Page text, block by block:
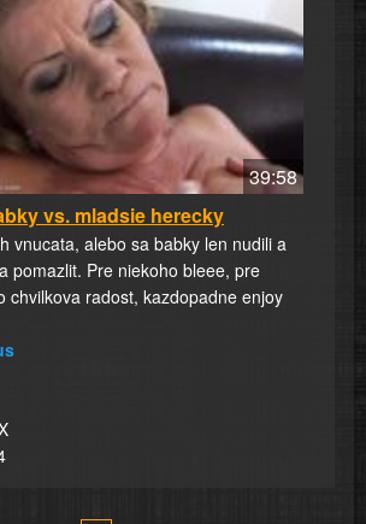
39:58
vs. mladsie herecky
vnucata, alebo sa babky len nudili a
pomazlit. Pre niekoho bleee, pre
chvilkova radost, kazdopadne enjoy